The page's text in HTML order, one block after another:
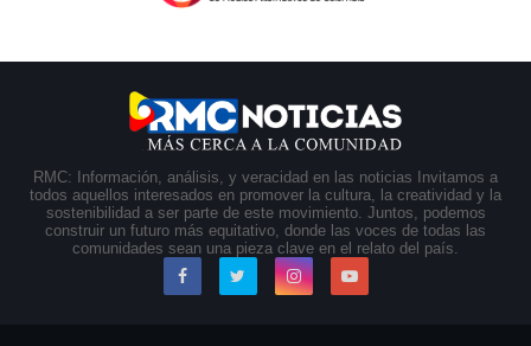
RMC: Información, análisis, y veracidad en las noticias Invitamos a
todos aquellos interesados en promover la cultura, la creatividad y la
sostenibilidad a ser parte de este movimiento. Juntos, podemos
construir un futuro más equitativo, donde las voces de todas las
comunidades sean una pieza clave en el relato del país.